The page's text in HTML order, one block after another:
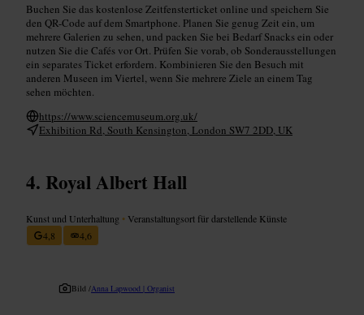
Buchen Sie das kostenlose Zeitfensterticket online und speichern Sie
den QR-Code auf dem Smartphone. Planen Sie genug Zeit ein, um
mehrere Galerien zu sehen, und packen Sie bei Bedarf Snacks ein oder
nutzen Sie die Cafés vor Ort. Prüfen Sie vorab, ob Sonderausstellungen
ein separates Ticket erfordern. Kombinieren Sie den Besuch mit
anderen Museen im Viertel, wenn Sie mehrere Ziele an einem Tag
sehen möchten.
https://www.sciencemuseum.org.uk/
Exhibition Rd, South Kensington, London SW7 2DD, UK
Royal Albert Hall
Kunst und Unterhaltung • Veranstaltungsort für darstellende Künste
4,8
4,6
Bild /Anna Lapwood | Organist